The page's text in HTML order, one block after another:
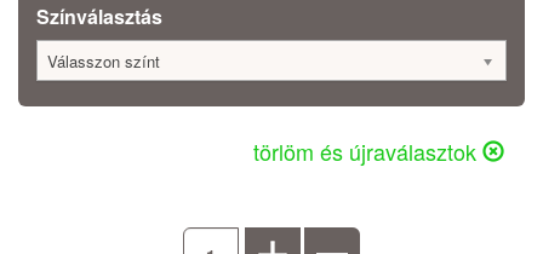
Színválasztás
Válasszon színt
törlöm és újraválasztok